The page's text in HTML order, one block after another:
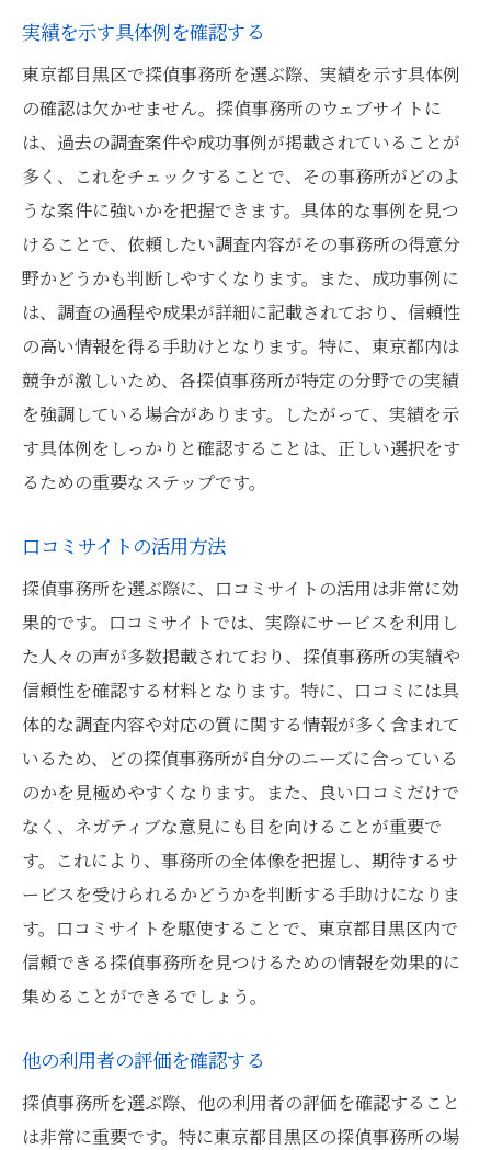
実績を示す具体例を確認する
東京都目黒区で探偵事務所を選ぶ際、実績を示す具体例
の確認は欠かせません。探偵事務所のウェブサイトに
は、過去の調査案件や成功事例が掲載されていることが
多く、これをチェックすることで、その事務所がどのよ
うな案件に強いかを把握できます。具体的な事例を見つ
けることで、依頼したい調査内容がその事務所の得意分
野かどうかも判断しやすくなります。また、成功事例に
は、調査の過程や成果が詳細に記載されており、信頼性
の高い情報を得る手助けとなります。特に、東京都内は
競争が激しいため、各探偵事務所が特定の分野での実績
を強調している場合があります。したがって、実績を示
す具体例をしっかりと確認することは、正しい選択をす
るための重要なステップです。
口コミサイトの活用方法
探偵事務所を選ぶ際に、口コミサイトの活用は非常に効
果的です。口コミサイトでは、実際にサービスを利用し
た人々の声が多数掲載されており、探偵事務所の実績や
信頼性を確認する材料となります。特に、口コミには具
体的な調査内容や対応の質に関する情報が多く含まれて
いるため、どの探偵事務所が自分のニーズに合っている
のかを見極めやすくなります。また、良い口コミだけで
なく、ネガティブな意見にも目を向けることが重要で
す。これにより、事務所の全体像を把握し、期待するサ
ービスを受けられるかどうかを判断する手助けになりま
す。口コミサイトを駆使することで、東京都目黒区内で
信頼できる探偵事務所を見つけるための情報を効果的に
集めることができるでしょう。
他の利用者の評価を確認する
探偵事務所を選ぶ際、他の利用者の評価を確認すること
は非常に重要です。特に東京都目黒区の探偵事務所の場